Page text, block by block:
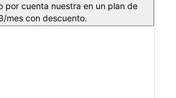
por cuenta nuestra en un plan de
mes con descuento.